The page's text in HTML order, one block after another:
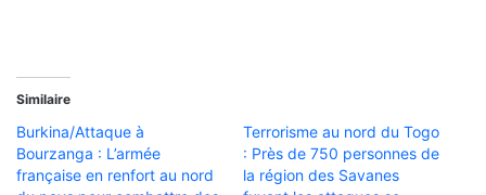
Similaire
Burkina/Attaque à
Bourzanga : L’armée
française en renfort au nord
Terrorisme au nord du Togo
: Près de 750 personnes de
la région des Savanes